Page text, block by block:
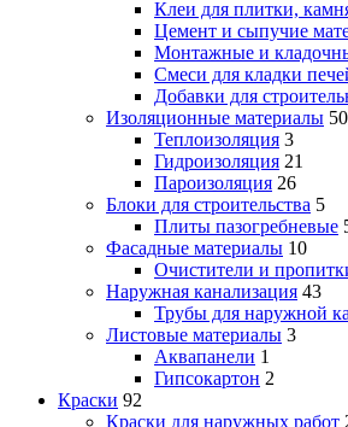
Клеи для плитки,
Цемент и сыпучие
Монтажные и
Смеси для кладки
Добавки для
Изоляционные материалы 50
Теплоизоляция 3
Гидроизоляция 21
Пароизоляция 26
Блоки для строительства 5
Плиты пазогребневые
Фасадные материалы 10
Очистители и
Наружная канализация 43
Трубы для наружной
Листовые материалы 3
Аквапанели 1
Гипсокартон 2
Краски 92
Краски для наружных работ